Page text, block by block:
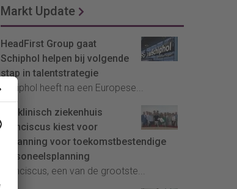
Markt Update
HeadFirst Group gaat
Schiphol helpen bij volgende
stap in talentstrategie
Schiphol heeft na een Europese...
Topklinisch ziekenhuis
Franciscus kiest voor
InPlanning voor toekomstbestendige
personeelsplanning
Franciscus, een van de grootste...